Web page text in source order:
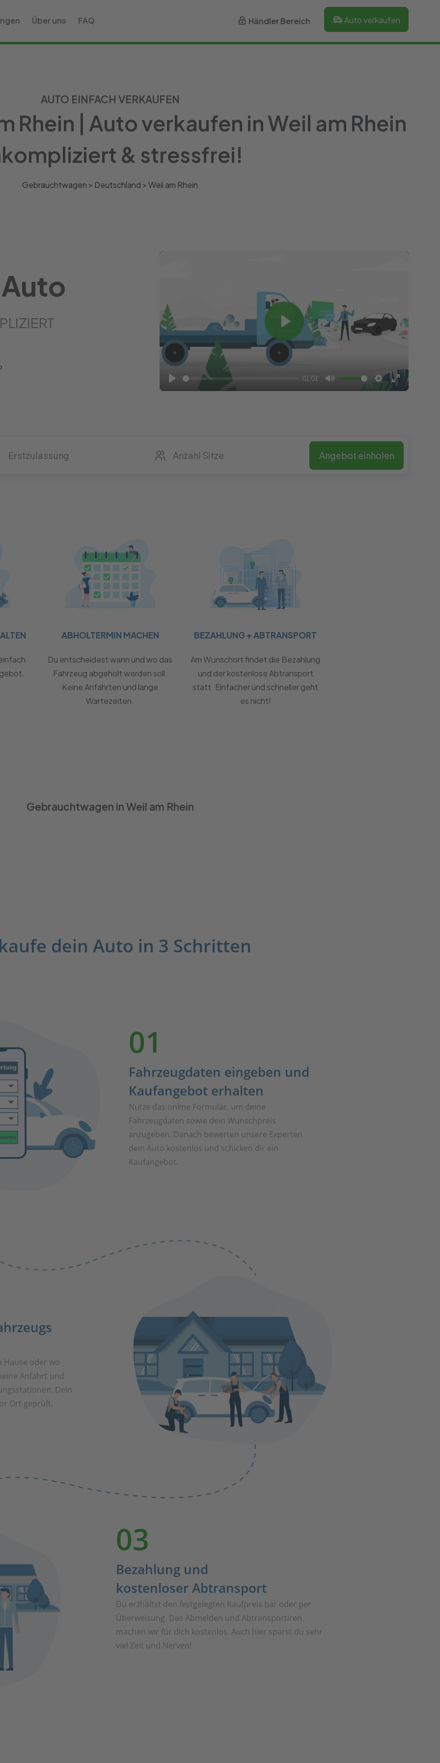
Über uns FAQ Händler Bereich Auto verkaufen
AUTO EINFACH VERKAUFEN
Rhein | Auto verkaufen in Weil am Rhein
& stressfrei!
Gebrauchtwagen > Deutschland >Weil am Rhein
Play
01:01
Mute Settings
Enter
Play
Angebot einholen
ABHOLTERMIN MACHEN
Du entscheidest wann und wo das
Fahrzeug abgeholt werden soll.
Keine Anfahrten und lange
Wartezeiten.
BEZAHLUNG + ABTRANSPORT
Am Wunschort findet die Bezahlung
und der kostenlose Abtransport
statt. Einfacher und schneller geht
es nicht!
Gebrauchtwagen in Weil am Rhein
dein Auto in 3 Schritten
01
Fahrzeugdaten eingeben und
Kaufangebot erhalten
Nutze das online Formular, um deine
Fahrzeugdaten sowie dein Wunschpreis
anzugeben. Danach bewerten unsere Experten
dein Auto kostenlos und schicken dir ein
Kaufangebot.
Hause oder wo
Anfahrt und
Dein
Ort geprüft.
03
Bezahlung und
kostenloser Abtransport
Du erzhältst den festgelegten Kaufpreis bar oder per
Überweisung. Das Abmelden und Abtransportiren
machen wir für dich kostenlos. Auch hier sparst du sehr
viel Zeit und Nerven!